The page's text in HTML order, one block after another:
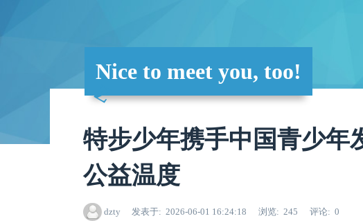
Nice to meet you, too!
特步少年携手中国青少年
公益温度
dzty 发表于 2026-06-01 16:24:18 浏览 245 评论 0